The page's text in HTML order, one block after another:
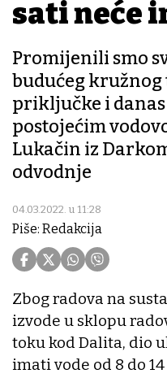
sati neće
Promijenili smo
budućeg
priključke i
postojećim
Lukačin iz
odvodnje
04.03.2022. u 11:28
Piše: Redakcija
Zbog radova na
izvode u sklopu
toku kod Dalita, dio
imati vode od 8 do